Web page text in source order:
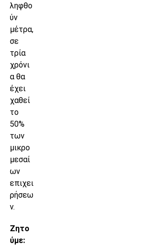
ληφθο
ύν
μέτρα,
σε
τρία
χρόνι
α θα
έχει
χαθεί
το
50%
των
μικρο
μεσαί
ων
επιχει
ρήσεω
ν.
Ζητο
ύμε: